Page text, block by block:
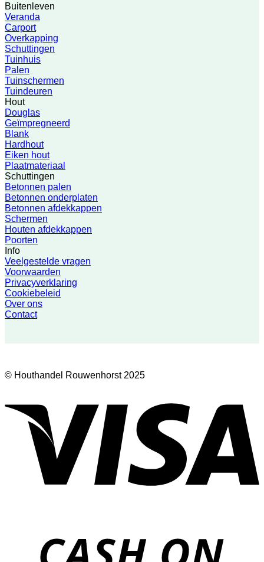
Buitenleven
Veranda
Carport
Overkapping
Schuttingen
Tuinhuis
Palen
Tuinschermen
Tuindeuren
Hout
Douglas
Geïmpregneerd
Blank
Hardhout
Eiken hout
Plaatmateriaal
Schuttingen
Betonnen palen
Betonnen onderplaten
Betonnen afdekkappen
Schermen
Houten afdekkappen
Poorten
Info
Veelgestelde vragen
Voorwaarden
Privacyverklaring
Cookiebeleid
Over ons
Contact
© Houthandel Rouwenhorst 2025